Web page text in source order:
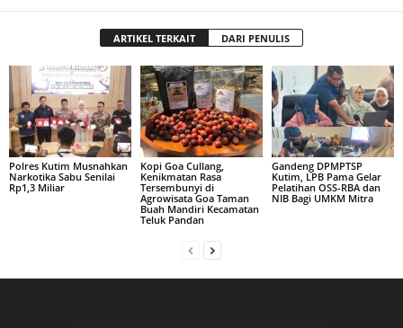
ARTIKEL TERKAIT DARI PENULIS
Polres Kutim Musnahkan
Narkotika Sabu Senilai
Rp1,3 Miliar
Kopi Goa Cullang,
Kenikmatan Rasa
Tersembunyi di
Agrowisata Goa Taman
Buah Mandiri Kecamatan
Teluk Pandan
Gandeng DPMPTSP
Kutim, LPB Pama Gelar
Pelatihan OSS-RBA dan
NIB Bagi UMKM Mitra